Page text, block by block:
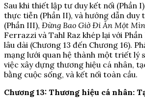
Sau khi thiết lập tư duy kết nối (Phần
thực tiễn (Phần II), và hướng dẫn duy
(Phần III), Đừng Bao Giờ Đi Ăn Một
Ferrazzi và Tahl Raz khép lại với
lâu dài (Chương 13 đến Chương 16).
mạng lưới quan hệ thành một triết lý
việc xây dựng thương hiệu cá nhân,
bằng cuộc sống, và kết nối toàn cầu.
Chương 13: Thương hiệu cá nhân: